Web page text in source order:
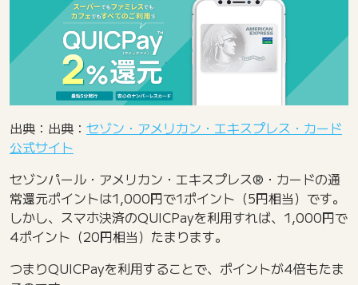
出典：出典： セゾン・アメリカン・エキスプレス・カード
公式サイト
セゾンパール・アメリカン・エキスプレス®・カードの通
常還元ポイントは1,000円で1ポイント（5円相当）です。
しかし、スマホ決済のQUICPayを利用すれば、1,000円で
4ポイント（20円相当）たまります。
つまりQUICPayを利用することで、ポイントが4倍もたま